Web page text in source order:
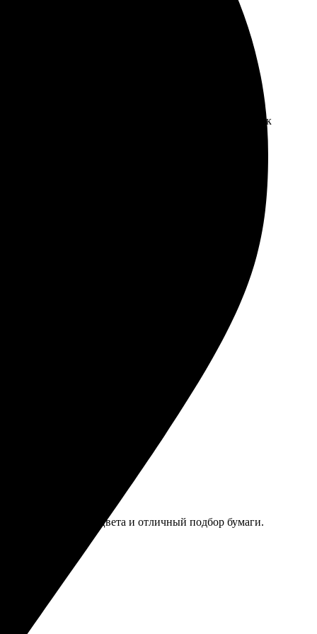
предложили несколько вариантов, подготовили к
с любовью. Всё сделано быстро, точно и приятно.
быстрая. Удивила внимательность к деталям и
Обязательно вернусь снова!
подвело, ровные цвета и отличный подбор бумаги.